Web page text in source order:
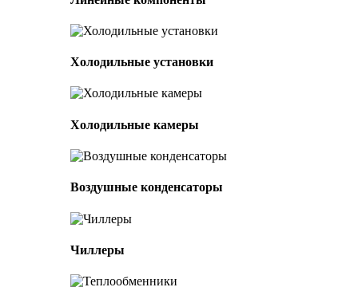
Холодильные установки
Холодильные камеры
Воздушные конденсаторы
Чиллеры